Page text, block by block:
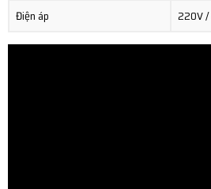
Điện áp
220V